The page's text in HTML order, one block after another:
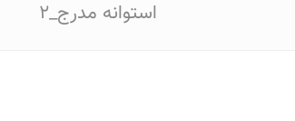
استوانه مدرج_۲